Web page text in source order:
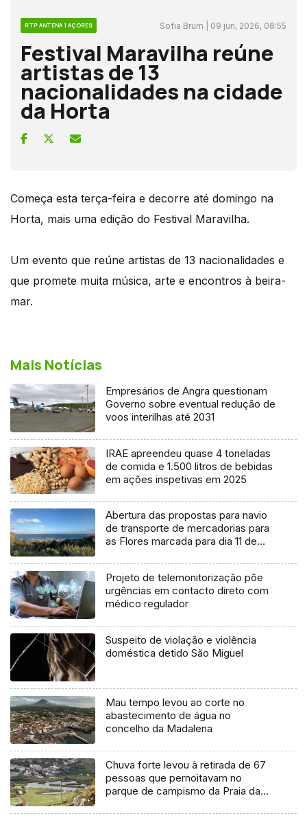
RTP ANTENA 1 AÇORES Sofia Brum | 09 jun, 2026, 08:55
Festival Maravilha reúne
artistas de 13
nacionalidades na cidade
da Horta
Começa esta terça-feira e decorre até domingo na
Horta, mais uma edição do Festival Maravilha.
Um evento que reúne artistas de 13 nacionalidades e
que promete muita música, arte e encontros à beira-
mar.
Mais Notícias
Empresários de Angra questionam
Governo sobre eventual redução de
voos interilhas até 2031
IRAE apreendeu quase 4 toneladas
de comida e 1.500 litros de bebidas
em ações inspetivas em 2025
Abertura das propostas para navio
de transporte de mercadorias para
as Flores marcada para dia 11 de
Projeto de telemonitorização põe
urgências em contacto direto com
médico regulador
Suspeito de violação e violência
doméstica detido São Miguel
Mau tempo levou ao corte no
abastecimento de água no
concelho da Madalena
Chuva forte levou à retirada de 67
pessoas que pernoitavam no
parque de campismo da Praia da